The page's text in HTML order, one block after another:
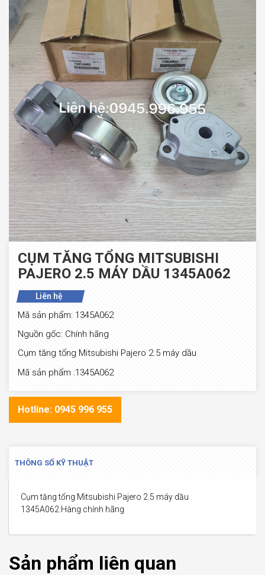
CỤM TĂNG TỔNG ‎MITSUBISHI
PAJERO 2.5 MÁY DẦU 1345A062
Liên hệ
Mã sản phẩm: 1345A062
Nguồn gốc: Chính hãng
Cụm tăng tổng ‎Mitsubishi Pajero 2.5 máy dầu
Mã sản phẩm :1345A062
Hotline: 0945 996 955
THÔNG SỐ KỸ THUẬT
Cụm tăng tổng ‎Mitsubishi Pajero 2.5 máy dầu
1345A062.Hàng chính hãng
Sản phẩm liên quan